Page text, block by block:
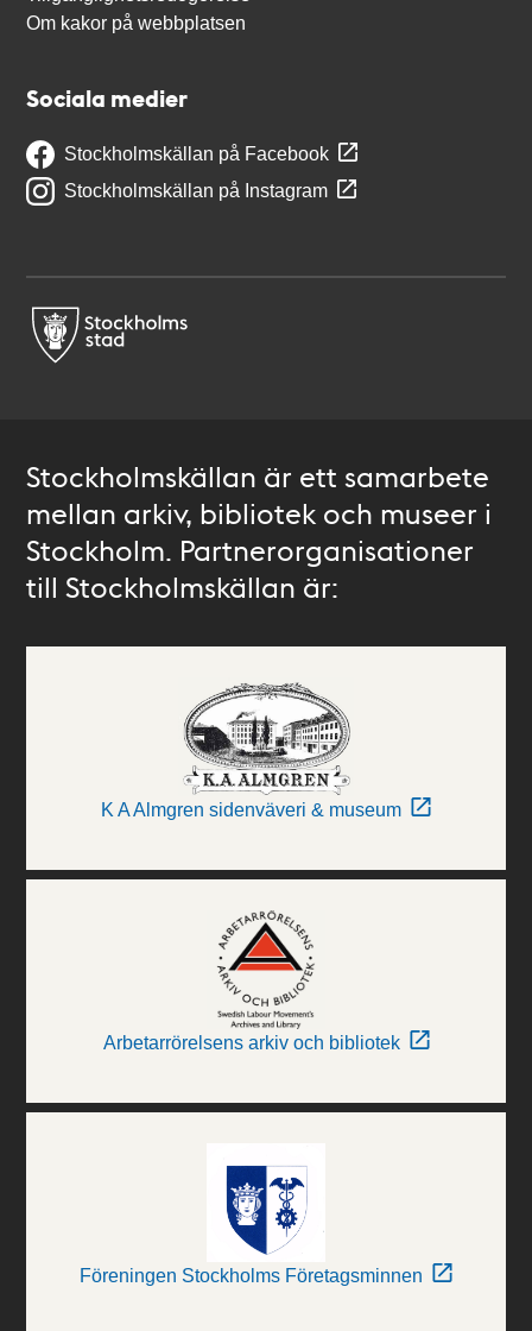
Om kakor på webbplatsen
Sociala medier
Stockholmskällan på Facebook
Stockholmskällan på Instagram
Stockholmskällan är ett samarbete
mellan arkiv, bibliotek och museer i
Stockholm. Partnerorganisationer
till Stockholmskällan är:
K A Almgren sidenväveri & museum
Arbetarrörelsens arkiv och bibliotek
Föreningen Stockholms Företagsminnen